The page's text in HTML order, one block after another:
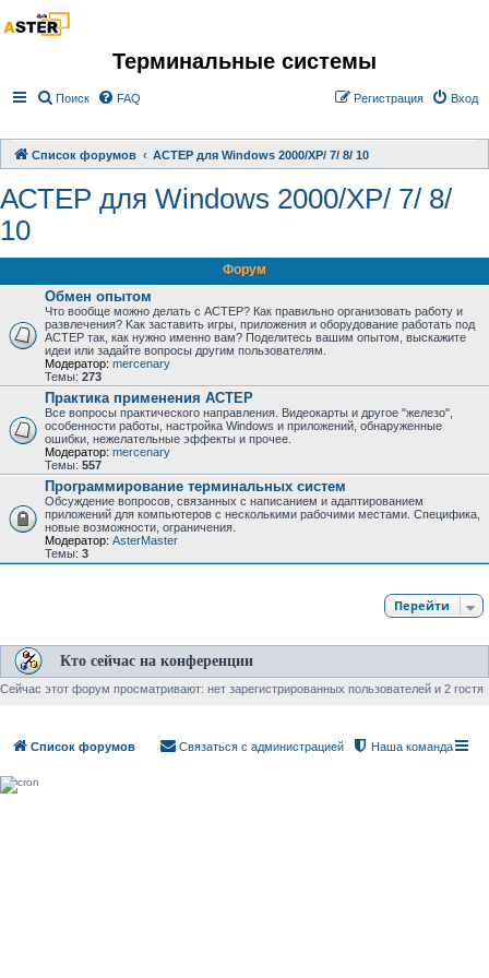
Терминальные системы
Поиск FAQ Вход
Регистрация
Список форумов АСТЕР для Windows 2000/XP/ 7/ 8/ 10
АСТЕР для Windows 2000/XP/ 7/ 8/
10
Форум
Обмен опытом
Что вообще можно делать с АСТЕР? Как правильно организовать работу и
развлечения? Kак заставить игры, приложения и оборудование работать под
АСТЕР так, как нужно именно вам? Поделитесь вашим опытом, выскажите
идеи или задайте вопросы другим пользователям.
Модератор: mercenary
Темы: 273
Практика применения АСТЕР
Все вопросы практического направления. Видеокарты и другое "железо",
особенности работы, настройка Windows и приложений, обнаруженные
ошибки, нежелательные эффекты и прочее.
Модератор: mercenary
Темы: 557
Программирование терминальных систем
Обсуждение вопросов, связанных с написанием и адаптированием
приложений для компьютеров с несколькими рабочими местами. Специфика,
новые возможности, ограничения.
Модератор: AsterMaster
Темы: 3
Перейти
Кто сейчас на конференции
Сейчас этот форум просматривают: нет зарегистрированных пользователей и 2 гостя
Список форумов Наша команда
Связаться с администрацией